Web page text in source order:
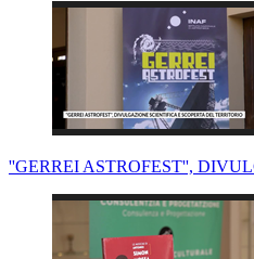
OLBIA, IL RICORDO DI